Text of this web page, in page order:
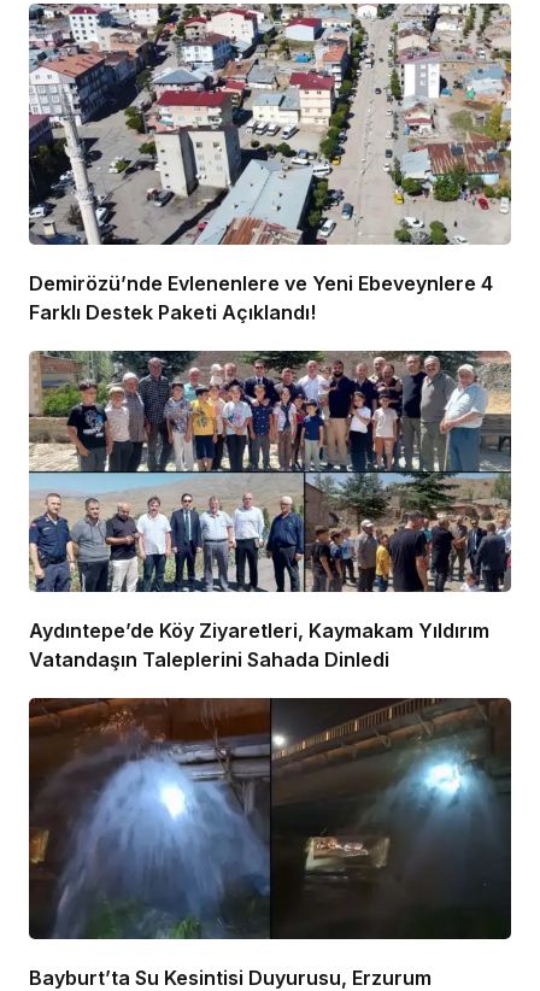
Demirözü’nde Evlenenlere ve Yeni Ebeveynlere 4
Farklı Destek Paketi Açıklandı!
Aydıntepe’de Köy Ziyaretleri, Kaymakam Yıldırım
Vatandaşın Taleplerini Sahada Dinledi
Bayburt’ta Su Kesintisi Duyurusu, Erzurum